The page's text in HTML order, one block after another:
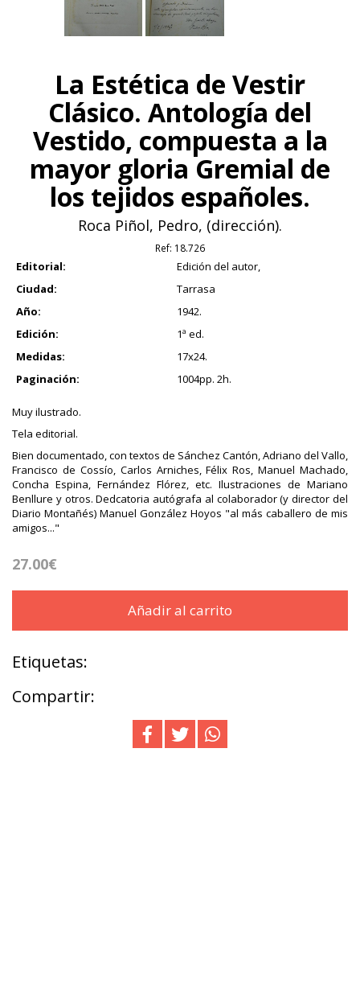
La Estética de Vestir
Clásico. Antología del
Vestido, compuesta a la
mayor gloria Gremial de
los tejidos españoles.
Roca Piñol, Pedro, (dirección).
Ref: 18.726
Editorial:
Edición del autor,
Ciudad:
Tarrasa
Año:
1942.
Edición:
1ª ed.
Medidas:
17x24.
Paginación:
1004pp. 2h.
Muy ilustrado.
Tela editorial.
Bien documentado, con textos de Sánchez Cantón, Adriano del Vallo,
Francisco de Cossío, Carlos Arniches, Félix Ros, Manuel Machado,
Concha Espina, Fernández Flórez, etc. Ilustraciones de Mariano
Benllure y otros. Dedcatoria autógrafa al colaborador (y director del
Diario Montañés) Manuel González Hoyos "al más caballero de mis
amigos..."
27.00€
Añadir al carrito
Etiquetas:
Compartir: